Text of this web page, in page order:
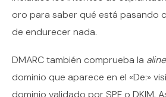
oro para saber qué está pasando
de endurecer nada.
DMARC también comprueba la
dominio que aparece en el «De:»
dominio validado por SPF o DKIM.